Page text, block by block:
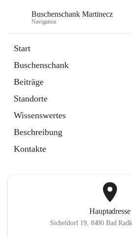
Buschenschank Martinecz
Navigation
Start
Buschenschank
Beiträge
Standorte
Wissenswertes
Beschreibung
Kontakte
Artikel
in
Tab
Der Buschenschank
öffnet
in
neuem
Tab
Hauptadresse
Sicheldorf 19, 8490 Bad